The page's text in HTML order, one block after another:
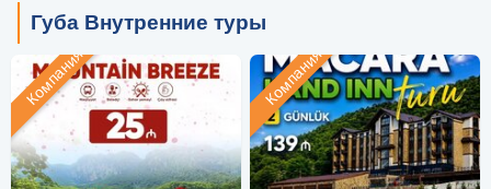
Губа Внутренние туры
Компания Компания